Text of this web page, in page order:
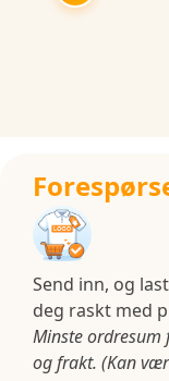
Send inn, og
deg raskt med
Minste ordresum
og frakt. (Kan